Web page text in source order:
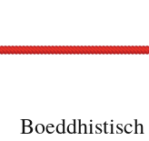
Footer